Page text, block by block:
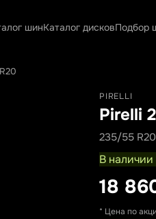
шинКаталог дисковПодбор
PIRELLI
Pirelli
235/55
В наличии
18
* Цена по